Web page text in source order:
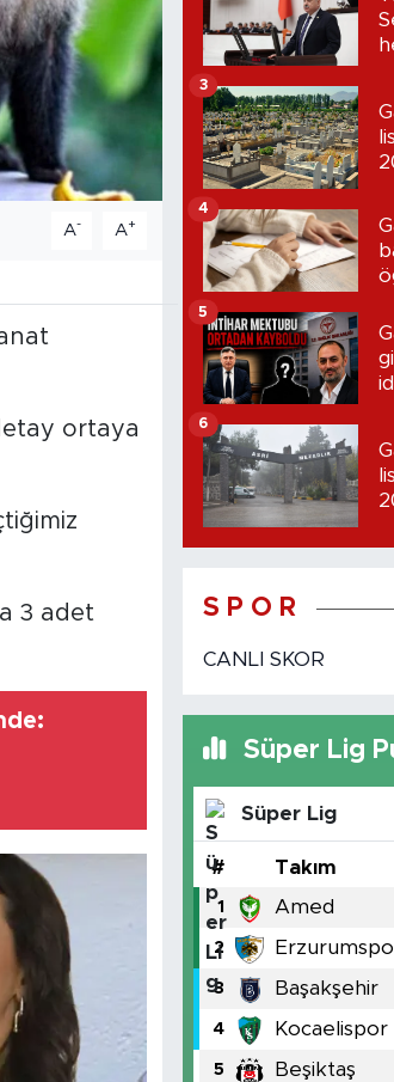
A- A+
ortaya
3 adet
3
4
5
6
S P O R
CANLI SKOR
Süper Lig
Süper Lig
# Takım
1 Amed
2
3 Başakşehir
4 Kocaelispor
5 Beşiktaş